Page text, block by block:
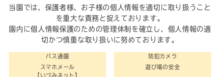
当園では、保護者様、お子様の個人情報を適切に取り扱うこと
を重大な責務と捉えております。
園内に個人情報保護のための管理体制を確立し、個人情報の適
切かつ慎重な取り扱いに努めております。
バス通園
防犯カメラ
スマホメール
【いづみネット】
遊び場の安全